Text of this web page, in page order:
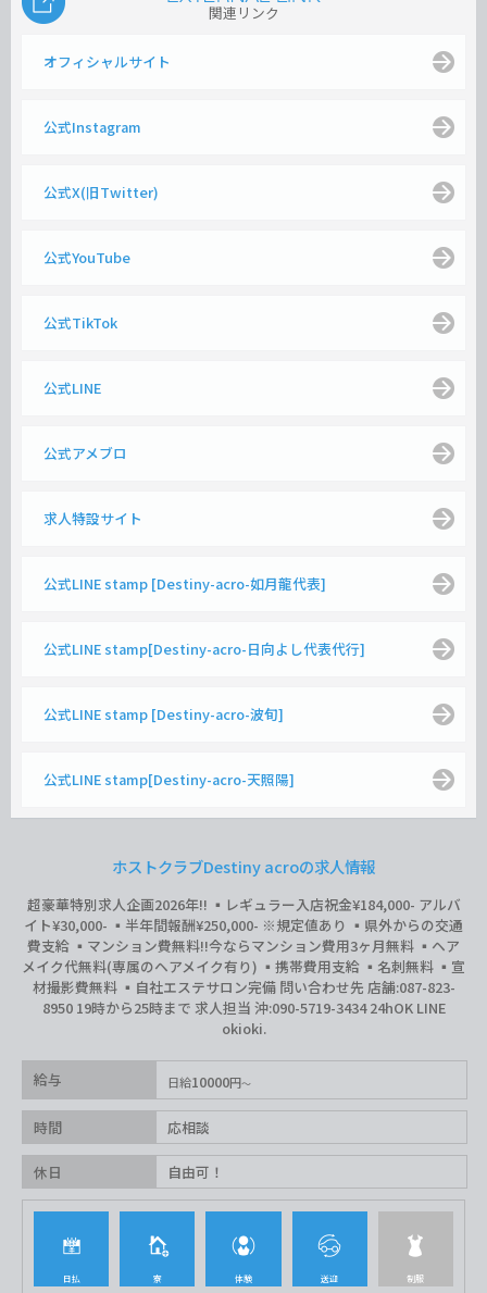
関連リンク
オフィシャルサイト
公式Instagram
公式X(旧Twitter)
公式YouTube
公式TikTok
公式LINE
公式アメブロ
求人特設サイト
公式LINE stamp [Destiny-acro-如月龍代表]
公式LINE stamp[Destiny-acro-日向よし代表代行]
公式LINE stamp [Destiny-acro-波旬]
公式LINE stamp[Destiny-acro-天照陽]
ホストクラブDestiny acroの求人情報
超豪華特別求人企画2026年‼︎ ▪️レギュラー入店祝金¥184,000- アルバ
イト¥30,000- ▪️半年間報酬¥250,000- ※規定値あり ▪️県外からの交通
費支給 ▪️マンション費無料‼︎今ならマンション費用3ヶ月無料 ▪️ヘア
メイク代無料(専属のヘアメイク有り) ▪️携帯費用支給 ▪️名刺無料 ▪️宣
材撮影費無料 ▪️自社エステサロン完備 問い合わせ先 店舗:087-823-
8950 19時から25時まで 求人担当 沖:090-5719-3434 24hOK LINE
okioki.
給与 日給10000円
時間 応相談
休日 自由可！
日払 寮 体験 送迎 制服